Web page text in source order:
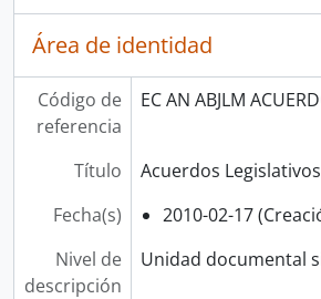
Área de identidad
Código de
referencia
EC AN ABJLM
Título
Acuerdos Legislativos
Fecha(s)
2010-02-17
Nivel de
descripción
Unidad documental